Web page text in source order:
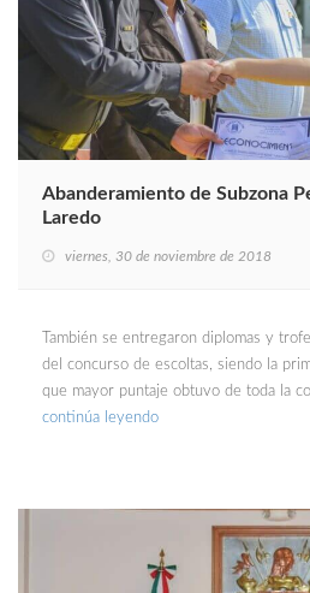
Abanderamiento de Subzona
Laredo
viernes, 30 de noviembre de 2018
También se entregaron diplomas y
del concurso de escoltas, siendo la
que mayor puntaje obtuvo de toda la
continúa leyendo